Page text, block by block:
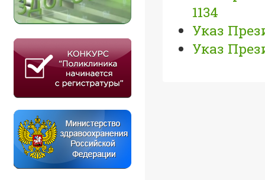
1134
Указ
Указ